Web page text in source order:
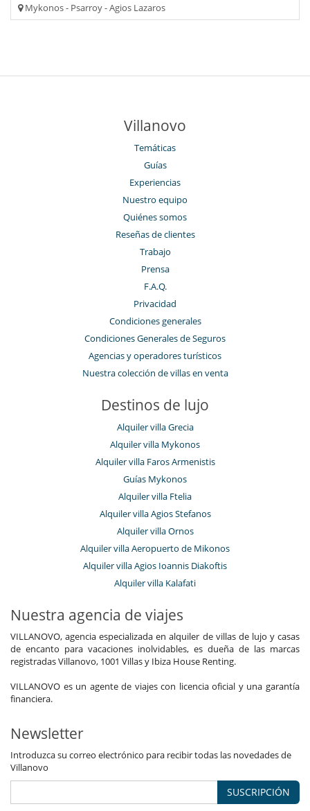
Mykonos - Psarroy - Agios Lazaros
Villanovo
Temáticas
Guías
Experiencias
Nuestro equipo
Quiénes somos
Reseñas de clientes
Trabajo
Prensa
F.A.Q.
Privacidad
Condiciones generales
Condiciones Generales de Seguros
Agencias y operadores turísticos
Nuestra colección de villas en venta
Destinos de lujo
Alquiler villa Grecia
Alquiler villa Mykonos
Alquiler villa Faros Armenistis
Guías Mykonos
Alquiler villa Ftelia
Alquiler villa Agios Stefanos
Alquiler villa Ornos
Alquiler villa Aeropuerto de Mikonos
Alquiler villa Agios Ioannis Diakoftis
Alquiler villa Kalafati
Nuestra agencia de viajes
VILLANOVO, agencia especializada en alquiler de villas de lujo y casas
de encanto para vacaciones inolvidables, es dueña de las marcas
registradas Villanovo, 1001 Villas y Ibiza House Renting.
VILLANOVO es un agente de viajes con licencia oficial y una garantía
financiera.
Newsletter
Introduzca su correo electrónico para recibir todas las novedades de
Villanovo
SUSCRIPCIÓN